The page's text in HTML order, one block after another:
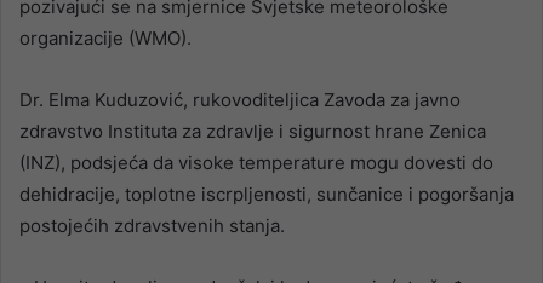
pozivajući se na smjernice Svjetske meteorološke
organizacije (WMO).
Dr. Elma Kuduzović, rukovoditeljica Zavoda za javno
zdravstvo Instituta za zdravlje i sigurnost hrane Zenica
(INZ), podsjeća da visoke temperature mogu dovesti do
dehidracije, toplotne iscrpljenosti, sunčanice i pogoršanja
postojećih zdravstvenih stanja.